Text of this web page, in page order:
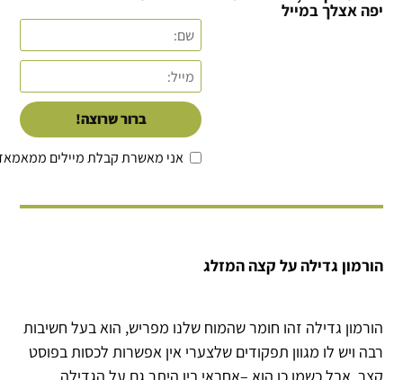
יפה אצלך במייל
אני מאשרת קבלת מיילים
ברור שרוצה!
הורמון גדילה על קצה המזלג
הורמון גדילה זהו חומר שהמוח שלנו מפריש, הוא בעל חשיבות
רבה ויש לו מגוון תפקודים שלצערי אין אפשרות לכסות בפוסט
קצר, אבל כשמו כן הוא –אחראי בין היתר גם על הגדילה.